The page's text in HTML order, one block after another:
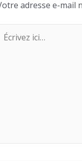
adresse e-mail
Écrivez
ici…